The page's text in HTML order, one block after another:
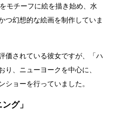
モチーフに絵を描き始め、水
つ幻想的な絵画を制作していま
価されている彼女ですが、「ハ
、ニューヨークを中心に、
ョーを行っていました。
グ」